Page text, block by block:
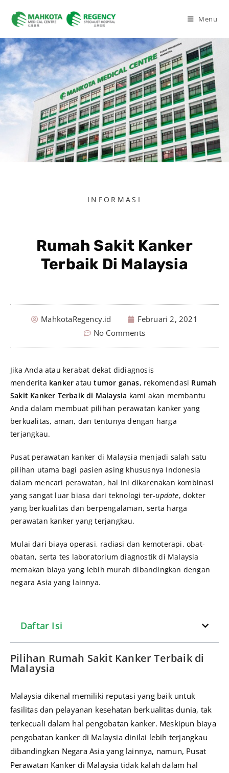
Menu
INFORMASI
Rumah Sakit Kanker
Terbaik Di Malaysia
MahkotaRegency.id
Februari 2, 2021
No Comments
Jika Anda atau kerabat dekat didiagnosis
menderita kanker atautumor ganas, rekomendasi Rumah
Sakit Kanker Terbaik di Malaysia kami akan membantu
Anda dalam membuat pilihan perawatan kanker yang
berkualitas, aman, dan tentunya dengan harga
terjangkau.
Pusat perawatan kanker di Malaysia menjadi salah satu
pilihan utama bagi pasien asing khususnya Indonesia
dalam mencari perawatan, hal ini dikarenakan kombinasi
yang sangat luar biasa dari teknologi ter-update, dokter
yang berkualitas dan berpengalaman, serta harga
perawatan kanker yang terjangkau.
Mulai dari biaya operasi, radiasi dan kemoterapi, obat-
obatan, serta tes laboratorium diagnostik di Malaysia
memakan biaya yang lebih murah dibandingkan dengan
negara Asia yang lainnya.
Daftar Isi
Pilihan Rumah Sakit Kanker Terbaik di
Malaysia
Malaysia dikenal memiliki reputasi yang baik untuk
fasilitas dan pelayanan kesehatan berkualitas dunia, tak
terkecuali dalam hal pengobatan kanker. Meskipun biaya
pengobatan kanker di Malaysia dinilai lebih terjangkau
dibandingkan Negara Asia yang lainnya, namun, Pusat
Perawatan Kanker di Malaysia tidak kalah dalam hal